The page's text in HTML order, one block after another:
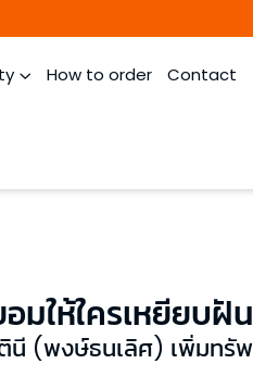
How to order Contact
อมให้ใครเหยียบ
นี (พงษ์ธนเลิศ) เพิ่มทรั